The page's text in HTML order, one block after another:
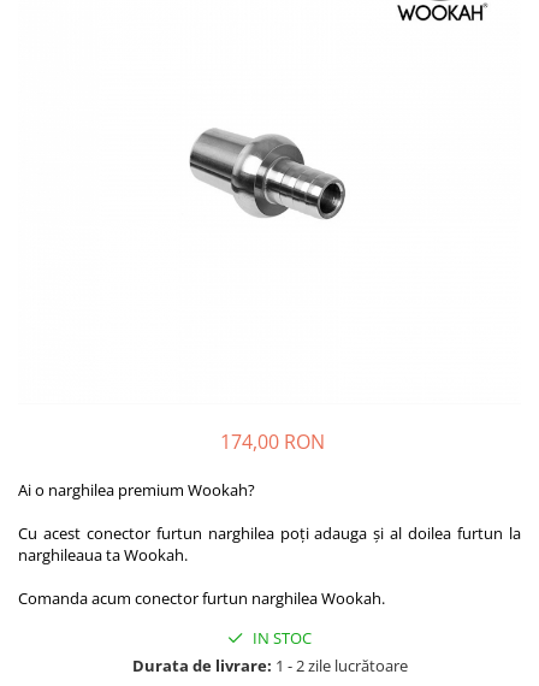
174,00 RON
Ai o narghilea premium Wookah?
Cu acest conector furtun narghilea poți adauga și al doilea furtun la
narghileaua ta Wookah.
Comanda acum conector furtun narghilea Wookah.
IN STOC
Durata de livrare: 1 - 2 zile lucrătoare